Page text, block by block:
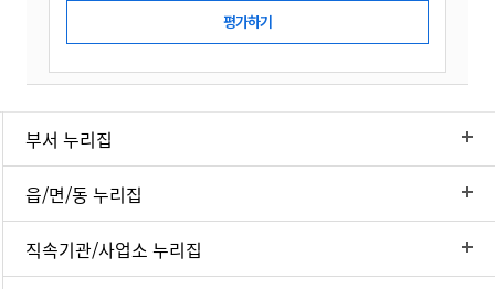
부서 누리집
읍/면/동 누리집
직속기관/사업소 누리집